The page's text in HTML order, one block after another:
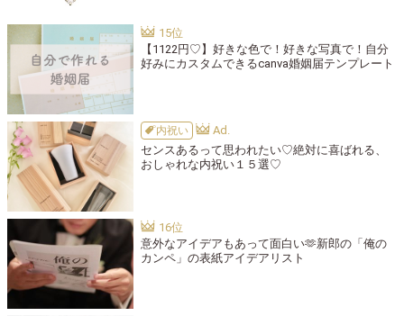
【1122円♡】好きな色で！好きな写真で！自分
好みにカスタムできるcanva婚姻届テンプレート
内祝い
センスあるって思われたい♡絶対に喜ばれる、
おしゃれな内祝い１５選♡
意外なアイデアもあって面白い🫶新郎の「俺の
カンペ」の表紙アイデアリスト